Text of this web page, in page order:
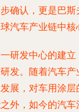
确认，更是巴
汽车产业链中核
研发中心的建
发。随着汽车
展，对车用涂
外，如今的汽